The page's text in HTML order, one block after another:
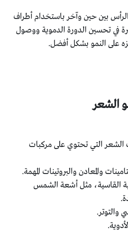
بين حين وآخر باستخدام أطراف
في تحسين الدورة الدموية ووصول
على النمو بشكل أفضل.
الشعر
الشعر التي تحتوي على مركبات
والمعادن والبروتينات المهمة.
القاسية، مثل أشعة الشمس
والتوتر.